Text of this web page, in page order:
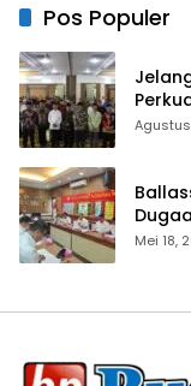
Pos Populer
Mei 18,